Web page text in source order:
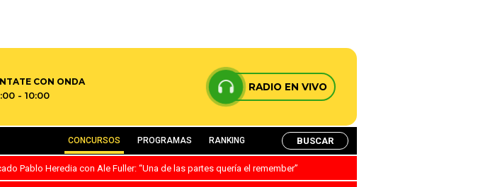
CON ONDA
- 10:00
RADIO EN VIVO
CONCURSOS PROGRAMAS RANKING BUSCAR
Pablo Heredia con Ale Fuller: “Una de las partes quería el remember”